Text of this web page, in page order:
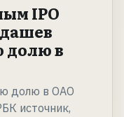
IPO
долю в
долю в ОАО
источник,